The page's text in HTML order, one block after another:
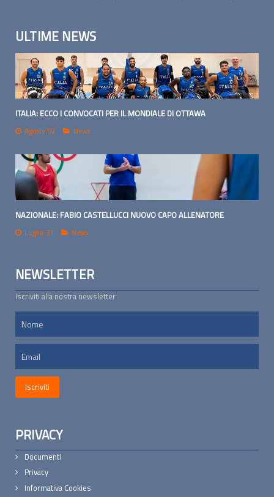
ULTIME NEWS
ITALIA: ECCO I CONVOCATI PER IL MONDIALE DI OTTAWA
Agosto 02 News
NAZIONALE: FABIO CASTELLUCCI NUOVO CAPO ALLENATORE
Luglio 31 News
NEWSLETTER
Iscriviti alla nostra newsletter
PRIVACY
Documenti
Privacy
Informativa Cookies